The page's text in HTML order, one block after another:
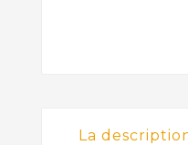
La